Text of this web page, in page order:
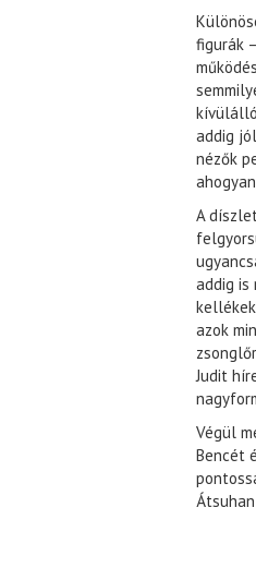
figurák
addig
nézők
A
addig
azok
Judit
Végül
Bencét